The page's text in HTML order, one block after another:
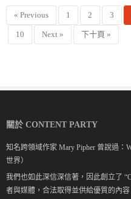
« Previous 1 2 3
10 Next » 下十頁 »
關於 CONTENT PARTY
知名跨領域作家 Mary Pipher 曾說過：
世界）
我們也如此深信深信著，因此創立了
者與媒體，合法取得並供給優質的內